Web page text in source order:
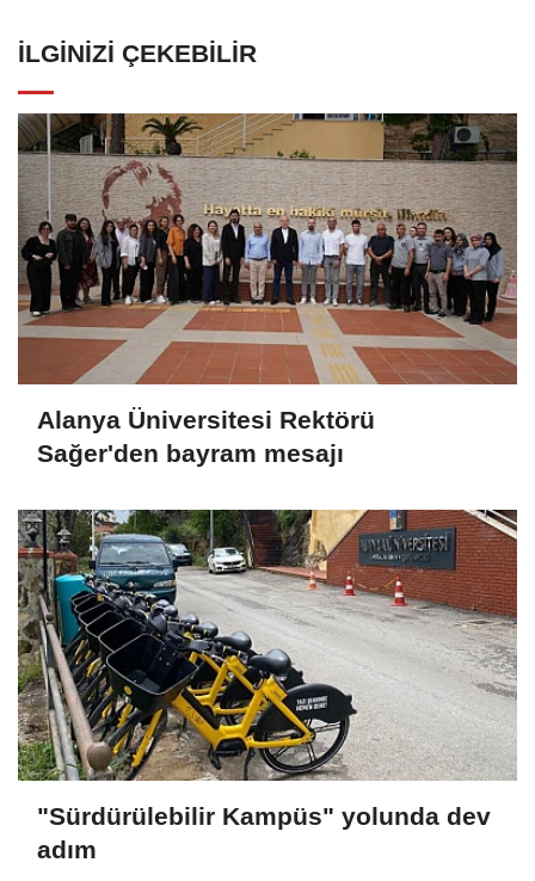
İLGINIZI ÇEKEBILIR
Alanya Üniversitesi Rektörü
Sağer'den bayram mesajı
"Sürdürülebilir Kampüs" yolunda dev
adım